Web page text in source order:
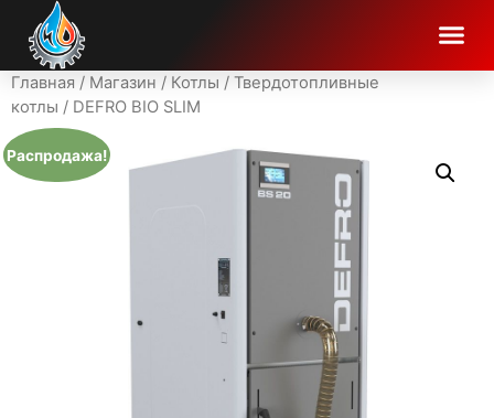
Главная / Магазин / Котлы / Твердотопливные
котлы / DEFRO BIO SLIM
Распродажа!